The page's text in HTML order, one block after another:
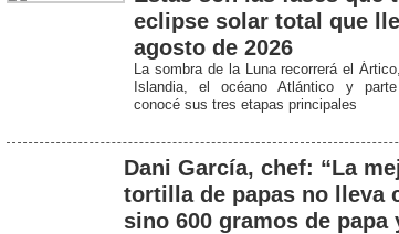
eclipse solar total que
agosto de 2026
La sombra de la Luna recorrerá el
Islandia, el océano Atlántico y
conocé sus tres etapas principales
Dani García, chef: “La
tortilla de papas no lleva
sino 600 gramos de papa